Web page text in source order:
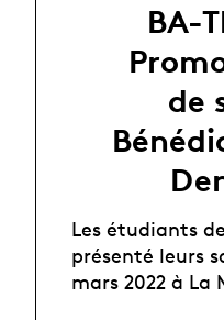
BA-
de
Les étudiants
présenté leurs
mars 2022 à